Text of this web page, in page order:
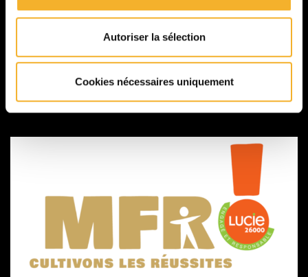
Autoriser la sélection
Cookies nécessaires uniquement
La MFR
Présentation